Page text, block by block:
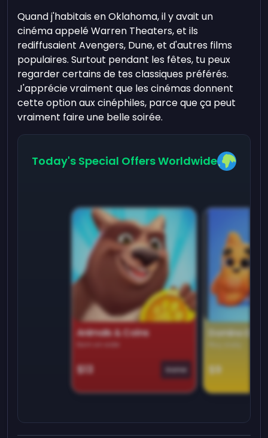
Quand j'habitais en Oklahoma, il y avait un
cinéma appelé Warren Theaters, et ils
rediffusaient Avengers, Dune, et d'autres films
populaires. Surtout pendant les fêtes, tu peux
regarder certains de tes classiques préférés.
J'apprécie vraiment que les cinémas donnent
cette option aux cinéphiles, parce que ça peut
vraiment faire une belle soirée.
Today's Special Offers Worldwide
Animals & Coins
Earn on side
$13 Game
Domino
$9